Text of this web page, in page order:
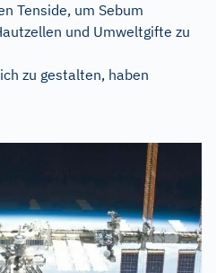
Tenside, um Sebum
und Umweltgifte zu
zu gestalten, haben